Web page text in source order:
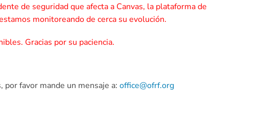
de seguridad que afecta a Canvas, la plataforma de
monitoreando de cerca su evolución.
Gracias por su paciencia.
por favor mande un mensaje a: office@ofrf.org